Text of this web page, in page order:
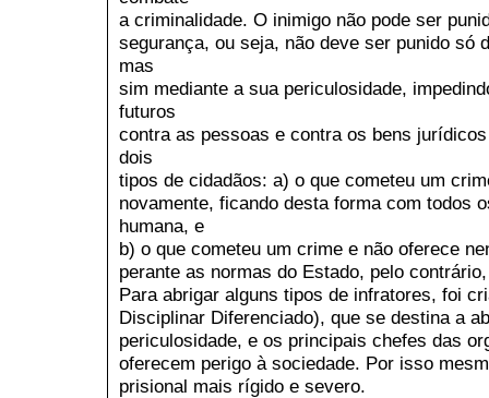
a criminalidade. O inimigo não pode ser
segurança, ou seja, não deve ser punido só
mas
sim mediante a sua periculosidade,
futuros
contra as pessoas e contra os bens
dois
tipos de cidadãos: a) o que cometeu um
novamente, ficando desta forma com todos
humana, e
b) o que cometeu um crime e não oferece
perante as normas do Estado, pelo
Para abrigar alguns tipos de infratores, foi
Disciplinar Diferenciado), que se destina a
periculosidade, e os principais chefes das
oferecem perigo à sociedade. Por isso
prisional mais rígido e severo.